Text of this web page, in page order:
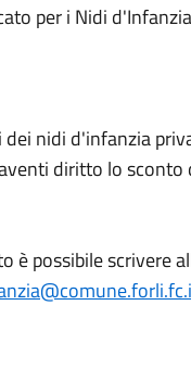
per i Nidi
nidi d'infanzia
diritto lo sconto
possibile scrivere